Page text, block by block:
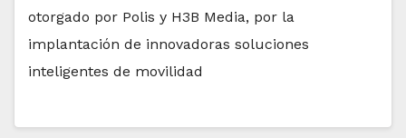
otorgado por Polis y H3B Media, por la
implantación de innovadoras soluciones
inteligentes de movilidad